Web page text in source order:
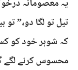
یہ معصومانہ
تیل تو لگا دو،”
کہ شوہر خود کو
محسوس کرنے لگے